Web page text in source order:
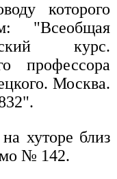
которого
"Всеобщая
курс.
профессора
Москва.
хуторе близ
№ 142.